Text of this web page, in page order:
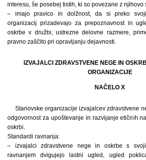
interesu, še posebej tistih, ki so povezane z njihovo
– imajo pravico in dolžnost, da si preko
organizacij prizadevajo za prepoznavnost in
oskrbe v družbi, ustrezne delovne razmere,
pravno zaščito pri opravljanju dejavnosti.
IZVAJALCI ZDRAVSTVENE NEGE IN
ORGANIZACIJE
NAČELO X
Stanovske organizacije izvajalcev zdravstvene
odgovornost za upoštevanje in razvijanje etičnih
oskrbi.
Standardi ravnanja:
– izvajalci zdravstvene nege in oskrbe s
ravnanjem dvigujejo lastni ugled, ugled